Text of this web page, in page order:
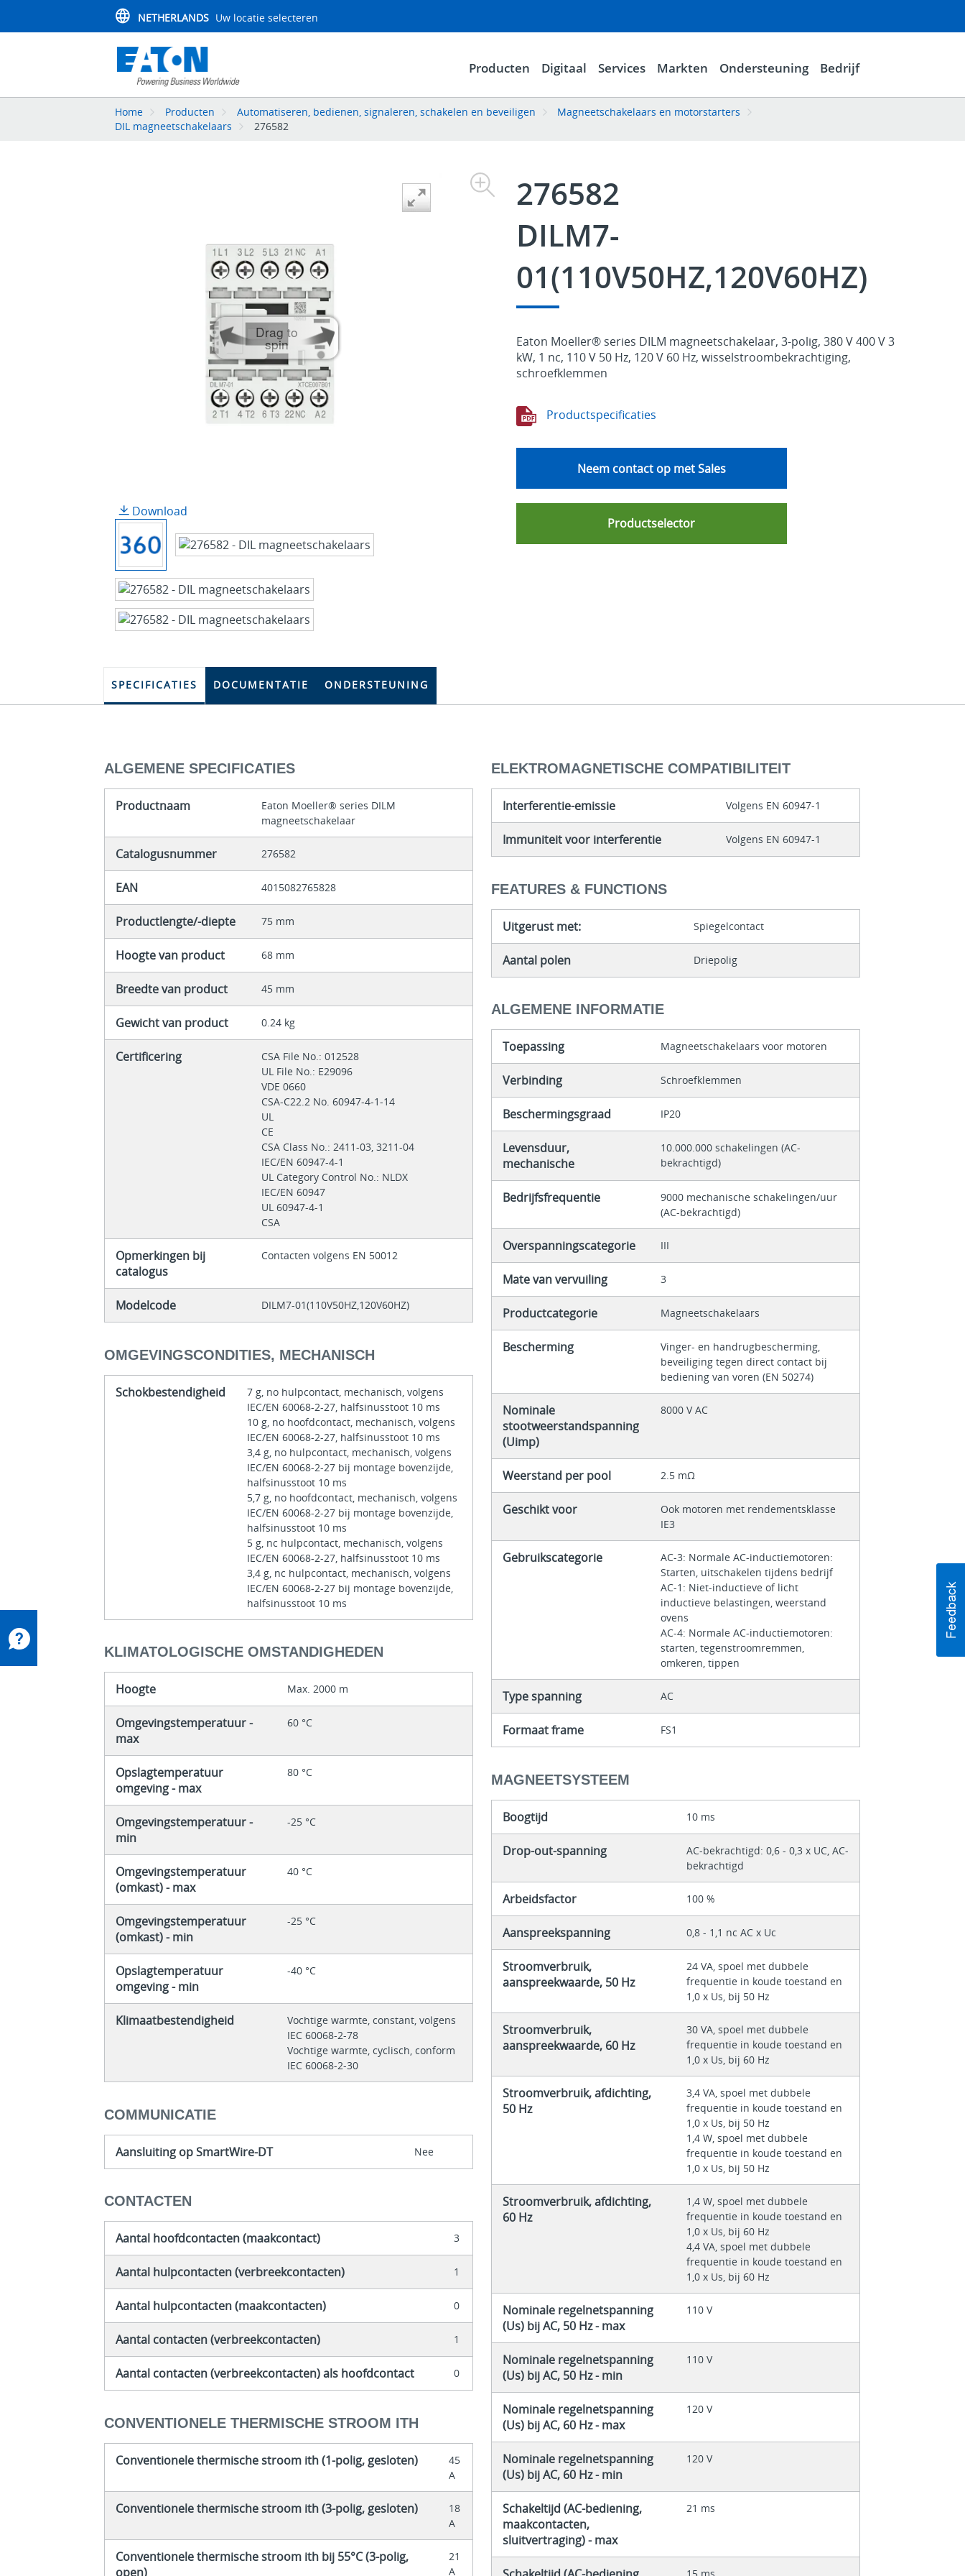
NETHERLANDS Uw locatie selecteren
Producten Digitaal Services Markten Ondersteuning Bedrijf
Home Producten Automatiseren, bedienen, signaleren, schakelen en beveiligen
Magneetschakelaars en motorstarters
DIL magneetschakelaars
276582
Drag to
spin
Download
276582
DILM7-
01(110V50HZ,120V60HZ)
Eaton Moeller® series DILM magneetschakelaar, 3-polig, 380 V 400 V 3
kW, 1 nc, 110 V 50 Hz, 120 V 60 Hz, wisselstroombekrachtiging,
schroefklemmen
Productspecificaties
Neem contact op met Sales
Productselector
SPECIFICATIES DOCUMENTATIE ONDERSTEUNING
ALGEMENE SPECIFICATIES
Productnaam
Eaton Moeller® series DILM
magneetschakelaar
Catalogusnummer 276582
EAN 4015082765828
Productlengte/-diepte 75 mm
Hoogte van product 68 mm
Breedte van product 45 mm
Gewicht van product 0.24 kg
Certificering
CSA File No.: 012528
UL File No.: E29096
VDE 0660
CSA-C22.2 No. 60947-4-1-14
UL
CE
CSA Class No.: 2411-03, 3211-04
IEC/EN 60947-4-1
UL Category Control No.: NLDX
IEC/EN 60947
UL 60947-4-1
CSA
Opmerkingen bij
catalogus
Contacten volgens EN 50012
Modelcode DILM7-01(110V50HZ,120V60HZ)
OMGEVINGSCONDITIES, MECHANISCH
Schokbestendigheid
7 g, no hulpcontact, mechanisch, volgens
IEC/EN 60068-2-27, halfsinusstoot 10 ms
10 g, no hoofdcontact, mechanisch, volgens
IEC/EN 60068-2-27, halfsinusstoot 10 ms
3,4 g, no hulpcontact, mechanisch, volgens
IEC/EN 60068-2-27 bij montage bovenzijde,
halfsinusstoot 10 ms
5,7 g, no hoofdcontact, mechanisch, volgens
IEC/EN 60068-2-27 bij montage bovenzijde,
halfsinusstoot 10 ms
5 g, nc hulpcontact, mechanisch, volgens
IEC/EN 60068-2-27, halfsinusstoot 10 ms
3,4 g, nc hulpcontact, mechanisch, volgens
IEC/EN 60068-2-27 bij montage bovenzijde,
halfsinusstoot 10 ms
KLIMATOLOGISCHE OMSTANDIGHEDEN
Hoogte Max. 2000 m
Omgevingstemperatuur -
max
60 °C
Opslagtemperatuur
omgeving - max
80 °C
Omgevingstemperatuur -
min
-25 °C
Omgevingstemperatuur
(omkast) - max
40 °C
Omgevingstemperatuur
(omkast) - min
-25 °C
Opslagtemperatuur
omgeving - min
-40 °C
Klimaatbestendigheid
Vochtige warmte, constant, volgens
IEC 60068-2-78
Vochtige warmte, cyclisch, conform
IEC 60068-2-30
COMMUNICATIE
Aansluiting op SmartWire-DT Nee
CONTACTEN
Aantal hoofdcontacten (maakcontact) 3
Aantal hulpcontacten (verbreekcontacten) 1
Aantal hulpcontacten (maakcontacten) 0
Aantal contacten (verbreekcontacten) 1
Aantal contacten (verbreekcontacten) als hoofdcontact 0
CONVENTIONELE THERMISCHE STROOM ITH
Conventionele thermische stroom ith (1-polig, gesloten)
45
A
Conventionele thermische stroom ith (3-polig, gesloten)
18
A
Conventionele thermische stroom ith bij 55°C (3-polig,
open)
21
A
ELEKTROMAGNETISCHE COMPATIBILITEIT
Interferentie-emissie Volgens EN 60947-1
Immuniteit voor interferentie Volgens EN 60947-1
FEATURES & FUNCTIONS
Uitgerust met: Spiegelcontact
Aantal polen Driepolig
ALGEMENE INFORMATIE
Toepassing Magneetschakelaars voor motoren
Verbinding Schroefklemmen
Beschermingsgraad IP20
Levensduur,
mechanische
10.000.000 schakelingen (AC-
bekrachtigd)
Bedrijfsfrequentie
9000 mechanische schakelingen/uur
(AC-bekrachtigd)
Overspanningscategorie III
Mate van vervuiling 3
Productcategorie Magneetschakelaars
Bescherming
Vinger- en handrugbescherming,
beveiliging tegen direct contact bij
bediening van voren (EN 50274)
Nominale
stootweerstandspanning
(Uimp)
8000 V AC
Weerstand per pool 2.5 mΩ
Geschikt voor
Ook motoren met rendementsklasse
IE3
Gebruikscategorie
AC-3: Normale AC-inductiemotoren:
Starten, uitschakelen tijdens bedrijf
AC-1: Niet-inductieve of licht
inductieve belastingen, weerstand
ovens
AC-4: Normale AC-inductiemotoren:
starten, tegenstroomremmen,
omkeren, tippen
Type spanning AC
Formaat frame FS1
MAGNEETSYSTEEM
Boogtijd 10 ms
Drop-out-spanning
AC-bekrachtigd: 0,6 - 0,3 x UC, AC-
bekrachtigd
Arbeidsfactor 100 %
Aanspreekspanning 0,8 - 1,1 nc AC x Uc
Stroomverbruik,
aanspreekwaarde, 50 Hz
24 VA, spoel met dubbele
frequentie in koude toestand en
1,0 x Us, bij 50 Hz
Stroomverbruik,
aanspreekwaarde, 60 Hz
30 VA, spoel met dubbele
frequentie in koude toestand en
1,0 x Us, bij 60 Hz
Stroomverbruik, afdichting,
50 Hz
3,4 VA, spoel met dubbele
frequentie in koude toestand en
1,0 x Us, bij 50 Hz
1,4 W, spoel met dubbele
frequentie in koude toestand en
1,0 x Us, bij 50 Hz
Stroomverbruik, afdichting,
60 Hz
1,4 W, spoel met dubbele
frequentie in koude toestand en
1,0 x Us, bij 60 Hz
4,4 VA, spoel met dubbele
frequentie in koude toestand en
1,0 x Us, bij 60 Hz
Nominale regelnetspanning
(Us) bij AC, 50 Hz - max
110 V
Nominale regelnetspanning
(Us) bij AC, 50 Hz - min
110 V
Nominale regelnetspanning
(Us) bij AC, 60 Hz - max
120 V
Nominale regelnetspanning
(Us) bij AC, 60 Hz - min
120 V
Schakeltijd (AC-bediening,
maakcontacten,
sluitvertraging) - max
21 ms